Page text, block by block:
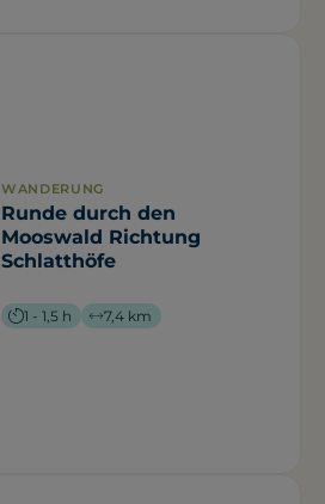
WANDERUNG
Runde durch den
Mooswald Richtung
Schlatthöfe
1 - 1,5 h 7,4 km